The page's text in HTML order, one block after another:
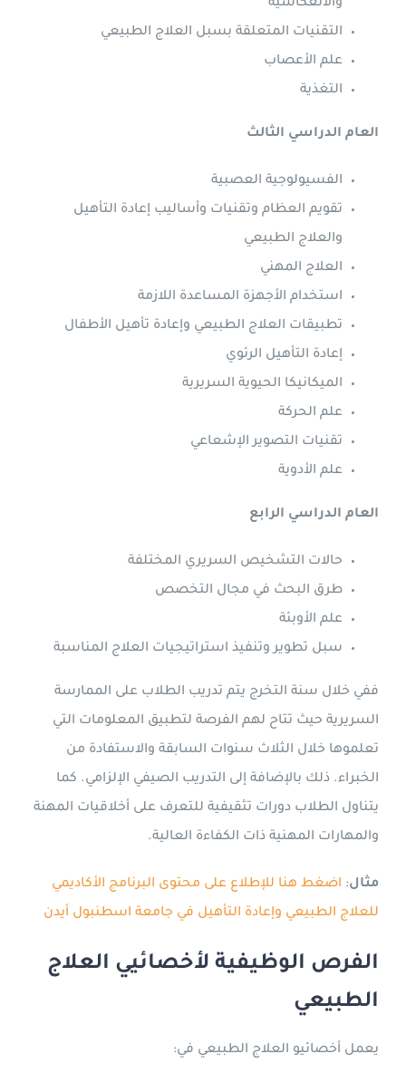
والانعكاسية
التقنيات المتعلقة بسبل العلاج الطبيعي
علم الأعصاب
التغذية
العام الدراسي الثالث
الفسيولوجية العصبية
تقويم العظام وتقنيات وأساليب إعادة التأهيل
والعلاج الطبيعي
العلاج المهني
استخدام الأجهزة المساعدة اللازمة
تطبيقات العلاج الطبيعي وإعادة تأهيل الأطفال
إعادة التأهيل الرئوي
الميكانيكا الحيوية السريرية
علم الحركة
تقنيات التصوير الإشعاعي
علم الأدوية
العام الدراسي الرابع
حالات التشخيص السريري المختلفة
طرق البحث في مجال التخصص
علم الأوبئة
سبل تطوير وتنفيذ استراتيجيات العلاج المناسبة
ففي خلال سنة التخرج يتم تدريب الطلاب على الممارسة
السريرية حيث تتاح لهم الفرصة لتطبيق المعلومات التي
تعلموها خلال الثلاث سنوات السابقة والاستفادة من
الخبراء. ذلك بالإضافة إلى التدريب الصيفي الإلزامي. كما
يتناول الطلاب دورات تثقيفية للتعرف على أخلاقيات المهنة
والمهارات المهنية ذات الكفاءة العالية.
مثال: اضغط هنا للإطلاع على محتوى البرنامج الأكاديمي
للعلاج الطبيعي وإعادة التأهيل في جامعة اسطنبول أيدن
الفرص الوظيفية لأخصائيي العلاج
الطبيعي
يعمل أخصائيو العلاج الطبيعي في: